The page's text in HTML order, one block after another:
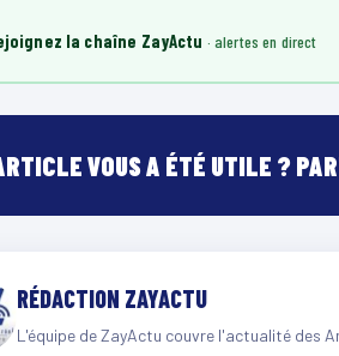
la chaîne ZayActu
VOUS A ÉTÉ UTILE ?
RÉDACTION ZAYACTU
L'équipe de ZayActu couvre l'actualité des